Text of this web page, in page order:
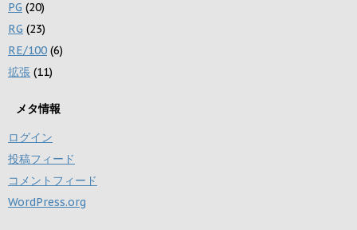
PG (20)
RG (23)
RE/100 (6)
拡張 (11)
メタ情報
ログイン
投稿フィード
コメントフィード
WordPress.org